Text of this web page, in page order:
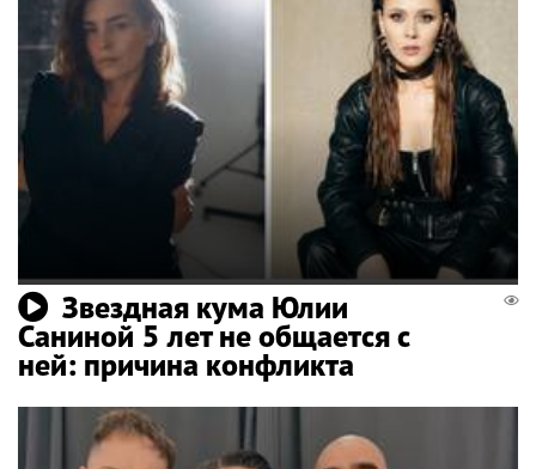
Звездная кума Юлии
Саниной 5 лет не общается с
ней: причина конфликта